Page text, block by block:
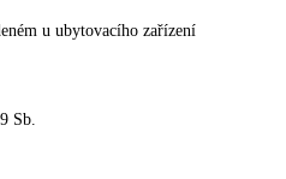
u ubytovacího zařízení
Sb.